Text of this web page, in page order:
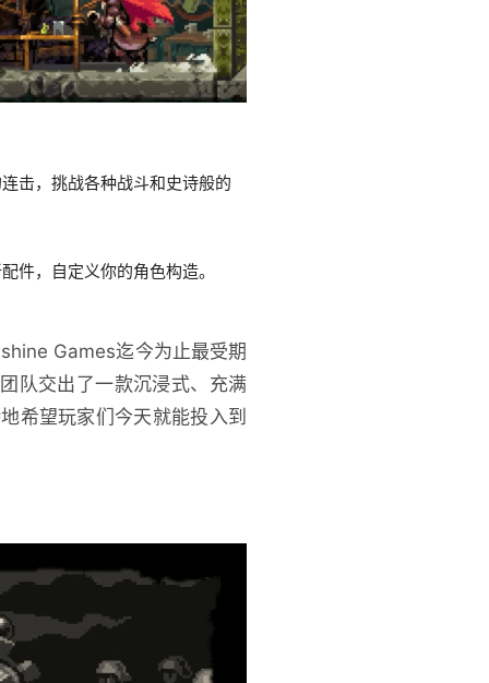
击，挑战各种战斗和史诗般的
件，自定义你的角色构造。
Games迄今为止最受期
队交出了一款沉浸式、充满
希望玩家们今天就能投入到